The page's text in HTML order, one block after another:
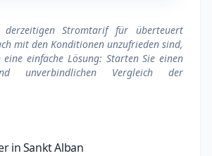
Stromtarif für überteuert
mit den Konditionen unzufrieden sind,
einfache Lösung: Starten Sie einen
unverbindlichen Vergleich der
in Sankt Alban